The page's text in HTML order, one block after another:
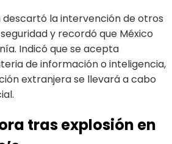
la intervención de otros
y recordó que México
Indicó que se acepta
de información o inteligencia,
extranjera se llevará a cabo
tras explosión en